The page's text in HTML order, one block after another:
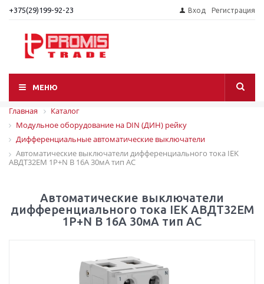
+375(29)199-92-23 Вход Регистрация
МЕНЮ
Главная
Каталог
Модульное оборудование на DIN (ДИН) рейку
Дифференциальные автоматические выключатели
Автоматические выключатели дифференциального тока IEK
АВДТ32EM 1P+N B 16А 30мА тип AС
Автоматические выключатели
дифференциального тока IEK АВДТ32EM
1P+N B 16А 30мА тип AС